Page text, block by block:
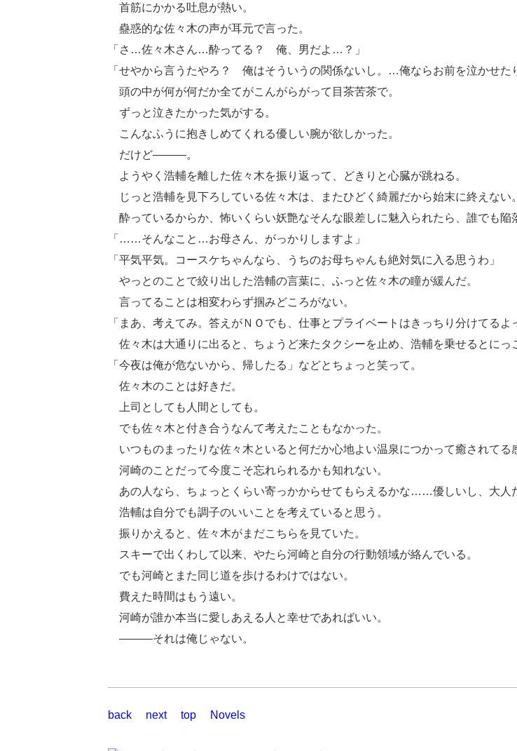
首筋にかかる吐息が熱い。
蠱惑的な佐々木の声が耳元で言った。
「さ…佐々木さん…酔ってる？ 俺、男だよ…？」
「せやから言うたやろ？ 俺はそういうの関係ないし。…俺ならお前を泣かせた
頭の中が何が何だか全てがこんがらがって目茶苦茶で。
ずっと泣きたかった気がする。
こんなふうに抱きしめてくれる優しい腕が欲しかった。
だけど―――。
ようやく浩輔を離した佐々木を振り返って、どきりと心臓が跳ねる。
じっと浩輔を見下ろしている佐々木は、またひどく綺麗だから始末に終えない。
酔っているからか、怖いくらい妖艶なそんな眼差しに魅入られたら、誰でも陥
「……そんなこと…お母さん、がっかりしますよ」
「平気平気。コースケちゃんなら、うちのお母ちゃんも絶対気に入る思うわ」
やっとのことで絞り出した浩輔の言葉に、ふっと佐々木の瞳が緩んだ。
言ってることは相変わらず掴みどころがない。
「まあ、考えてみ。答えがＮＯでも、仕事とプライベートはきっちり分けてるよ
佐々木は大通りに出ると、ちょうど来たタクシーを止め、浩輔を乗せるとにっ
「今夜は俺が危ないから、帰したる」などとちょっと笑って。
佐々木のことは好きだ。
上司としても人間としても。
でも佐々木と付き合うなんて考えたこともなかった。
いつものまったりな佐々木といると何だか心地よい温泉につかって癒されてる
河崎のことだって今度こそ忘れられるかも知れない。
あの人なら、ちょっとくらい寄っかからせてもらえるかな……優しいし、大人
浩輔は自分でも調子のいいことを考えていると思う。
振りかえると、佐々木がまだこちらを見ていた。
スキーで出くわして以来、やたら河崎と自分の行動領域が絡んでいる。
でも河崎とまた同じ道を歩けるわけではない。
費えた時間はもう遠い。
河崎が誰か本当に愛しあえる人と幸せであればいい。
―――それは俺じゃない。
back next top Novels